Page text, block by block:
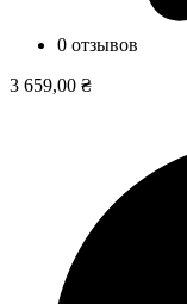
0 отзывов
3 659,00 ₴